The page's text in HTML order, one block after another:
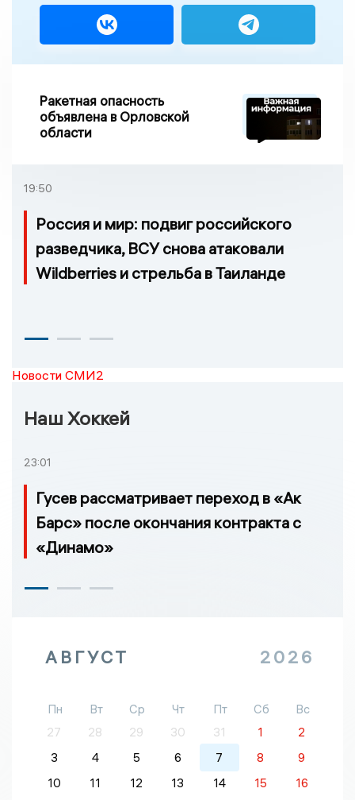
Ракетная опасность
объявлена в Орловской
области
19:50
Россия и мир: подвиг российского
разведчика, ВСУ снова атаковали
Wildberries и стрельба в Таиланде
Новости СМИ2
Наш Хоккей
23:01
Гусев рассматривает переход в «Ак
Барс» после окончания контракта с
«Динамо»
АВГУСТ 2026
Пн Вт Ср Чт Пт Сб
Вс
27
28 29 30 31 1
2
3
4 5 6 7 8
9
10
11 12 13 14 15 16